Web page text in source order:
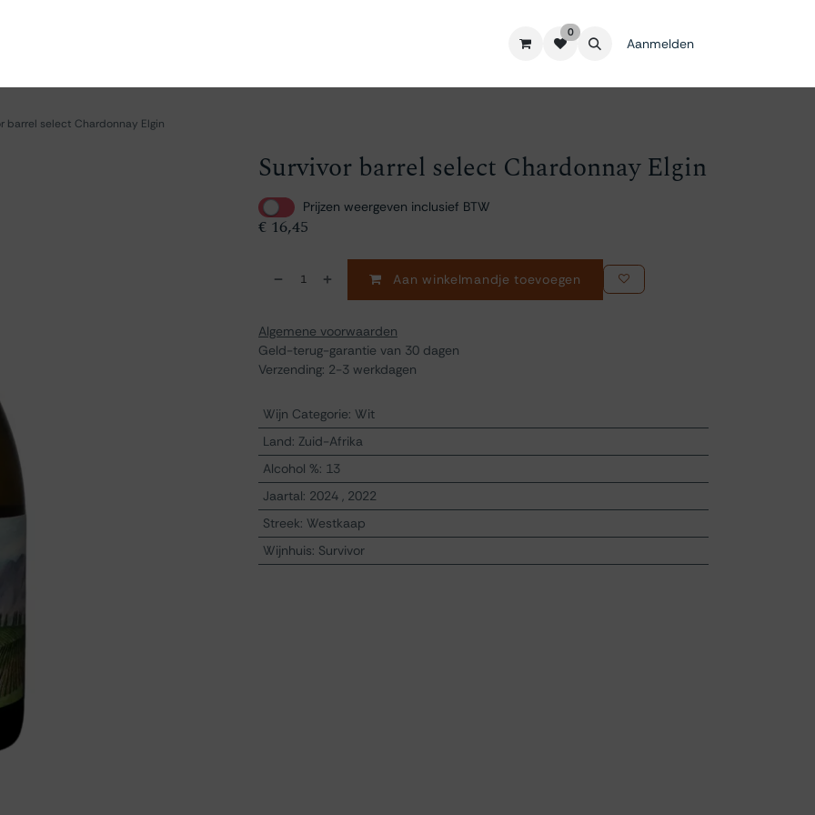
0
Aanmelden
barrel select Chardonnay Elgin
Survivor barrel select Chardonnay Elgin
Prijzen weergeven inclusief BTW
€ 16,45
Aan winkelmandje toevoegen
Algemene voorwaarden
Geld-terug-garantie van 30 dagen
Verzending: 2-3 werkdagen
Wijn Categorie: Wit
Land: Zuid-Afrika
Alcohol %: 13
Jaartal: 2024, 2022
Streek: Westkaap
Wijnhuis: Survivor